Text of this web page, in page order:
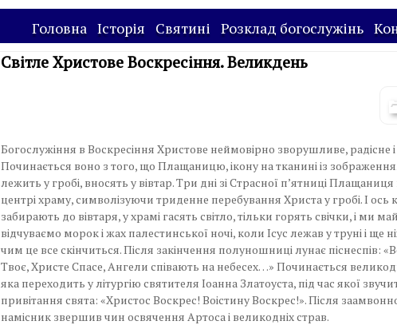
Головна Історія Святині Розклад богослужінь
Світле Христове Воскресіння. Великдень
Богослужіння в Воскресіння Христове неймовірно зворушливе, радісне
Починається воно з того, що Плащаницю, ікону на тканині із
лежить у гробі, вносять у вівтар. Три дні зі Страсної п’ятниці
центрі храму, символізуючи триденне перебування Христа у гробі. І ось
забирають до вівтаря, у храмі гасять світло, тільки горять свічки, і ми
відчуваємо морок і жах палестинської ночі, коли Ісус лежав у труні і ще
чим це все скінчиться. Після закінчення полуношниці лунає піснеспів:
Твоє, Христе Спасе, Ангели співають на небесех…» Починається
яка переходить у літургію святителя Іоанна Златоуста, під час якої
привітання свята: «Христос Воскрес! Воістину Воскрес!». Після
намісник звершив чин освячення Артоса і великоднix страв.